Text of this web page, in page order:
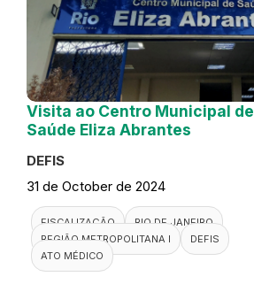
Visita ao Centro Municipal de
Saúde Eliza Abrantes
DEFIS
31 de October de 2024
FISCALIZAÇÃO
RIO DE JANEIRO
REGIÃO METROPOLITANA I
DEFIS
ATO MÉDICO